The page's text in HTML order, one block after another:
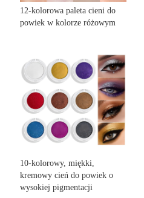
12-kolorowa paleta cieni do
powiek w kolorze różowym
10-kolorowy, miękki,
kremowy cień do powiek o
wysokiej pigmentacji